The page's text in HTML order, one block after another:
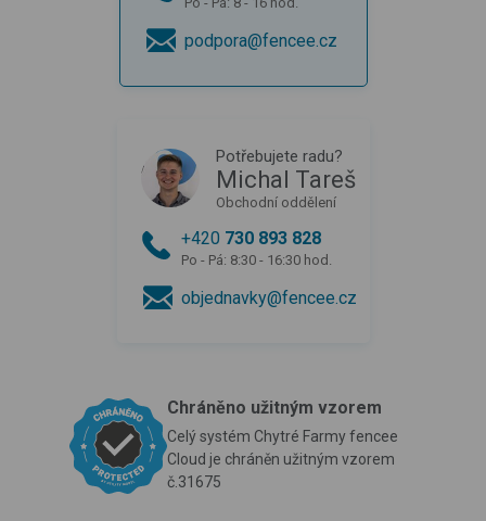
podpora@fencee.cz
Potřebujete radu?
Michal Tareš
Obchodní oddělení
+420 730 893 828
Po - Pá: 8:30 - 16:30 hod.
objednavky@fencee.cz
Chráněno užitným vzorem
Celý systém Chytré Farmy fencee
Cloud je chráněn užitným vzorem
č.31675